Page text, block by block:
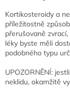
Kortikosteroidy a
příležitostně
přerušovaně
léky byste měli
podobného typu
UPOZORNĚNÍ:
neklidu, okamžitě